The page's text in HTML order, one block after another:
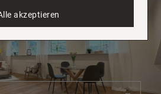
neue Immobilie. Sprechen
akzeptieren